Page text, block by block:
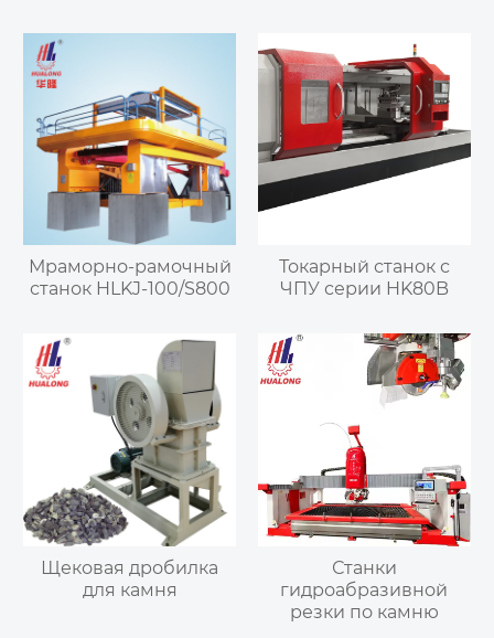
Мраморно-рамочный
станок HLKJ-100/S800
Токарный станок с
ЧПУ серии HK80B
Щековая дробилка
для камня
Станки
гидроабразивной
резки по камню